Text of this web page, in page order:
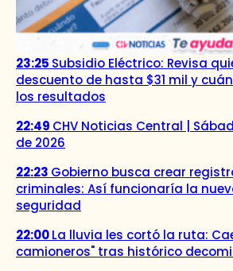
23:25 Subsidio Eléctrico: Revisa
descuento de hasta $31 mil y
los resultados
22:49 CHV Noticias Central |
de 2026
22:23 Gobierno busca crear
criminales: Así funcionaría la
seguridad
22:00La lluvia les cortó la ruta:
camioneros" tras histórico